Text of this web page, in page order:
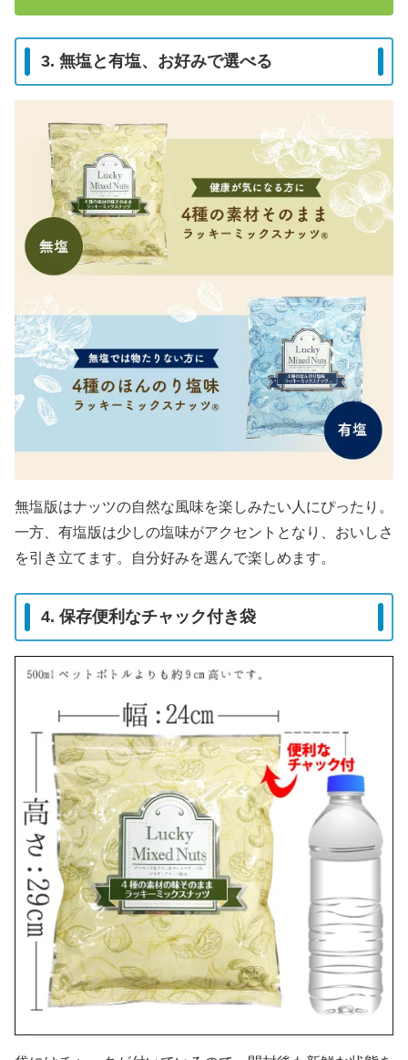
3. 無塩と有塩、お好みで選べる
無塩版はナッツの自然な風味を楽しみたい人にぴったり。
一方、有塩版は少しの塩味がアクセントとなり、おいしさ
を引き立てます。自分好みを選んで楽しめます。
4. 保存便利なチャック付き袋